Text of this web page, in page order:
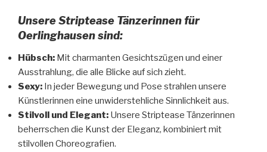
Unsere Striptease Tänzerinnen für
Oerlinghausen sind:
Hübsch: Mit charmanten Gesichtszügen und einer
Ausstrahlung, die alle Blicke auf sich zieht.
Sexy: In jeder Bewegung und Pose strahlen unsere
Künstlerinnen eine unwiderstehliche Sinnlichkeit aus.
Stilvoll und Elegant: Unsere Striptease Tänzerinnen
beherrschen die Kunst der Eleganz, kombiniert mit
stilvollen Choreografien.